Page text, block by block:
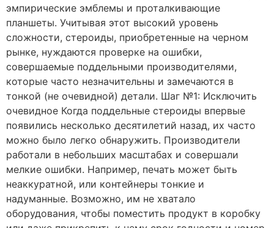
эмпирические эмблемы и проталкивающие
планшеты. Учитывая этот высокий уровень
сложности, стероиды, приобретенные на черном
рынке, нуждаются проверке на ошибки,
совершаемые поддельными производителями,
которые часто незначительны и замечаются в
тонкой (не очевидной) детали. Шаг №1: Исключить
очевидное Когда поддельные стероиды впервые
появились несколько десятилетий назад, их часто
можно было легко обнаружить. Производители
работали в небольших масштабах и совершали
мелкие ошибки. Например, печать может быть
неаккуратной, или контейнеры тонкие и
надуманные. Возможно, им не хватало
оборудования, чтобы поместить продукт в коробку